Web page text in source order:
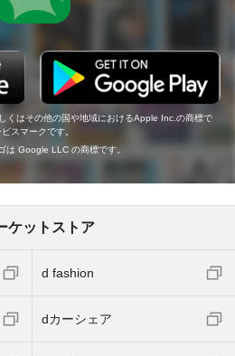
くはその他の国や地域におけるApple Inc.の商標で
スマークです。
Google LLC の商標です。
ケットストア
d fashion
dカーシェア